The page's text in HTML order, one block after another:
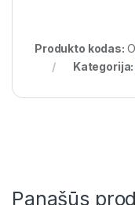
Produkto kodas:
Panašūs